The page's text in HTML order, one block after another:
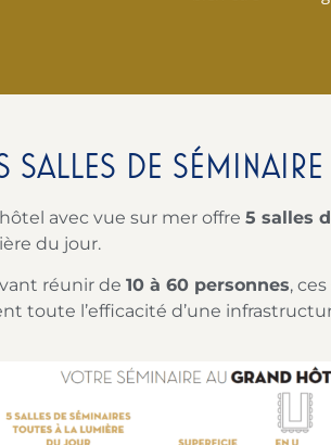
SALLES DE SÉMINAIRE
avec vue sur mer offre 5 salles
du jour.
réunir de 10 à 60 personnes,
toute l’efficacité d’une